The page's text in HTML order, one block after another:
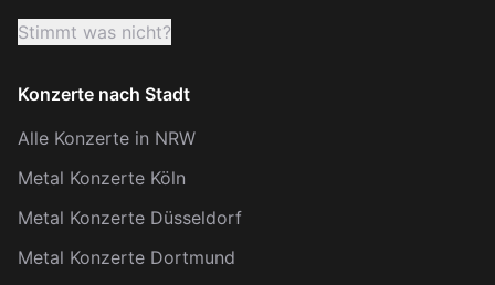
Stimmt was nicht?
Konzerte nach Stadt
Alle Konzerte in NRW
Metal Konzerte Köln
Metal Konzerte Düsseldorf
Metal Konzerte Dortmund